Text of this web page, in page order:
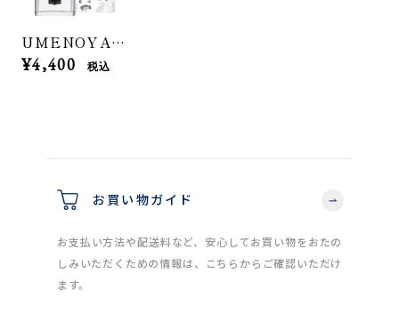
UMENOYADO GIN 750ml
¥4,400 税込
お買い物ガイド
お支払い方法や配送料など、安心してお買い物をおたの
しみいただくための情報は、こちらからご確認いただけ
ます。